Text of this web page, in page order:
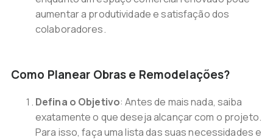
aumentar a produtividade e satisfação dos
colaboradores.
Como Planear Obras e Remodelações?
Defina o Objetivo: Antes de mais nada, saiba
exatamente o que deseja alcançar com o projeto.
Para isso, faça uma lista das suas necessidades e